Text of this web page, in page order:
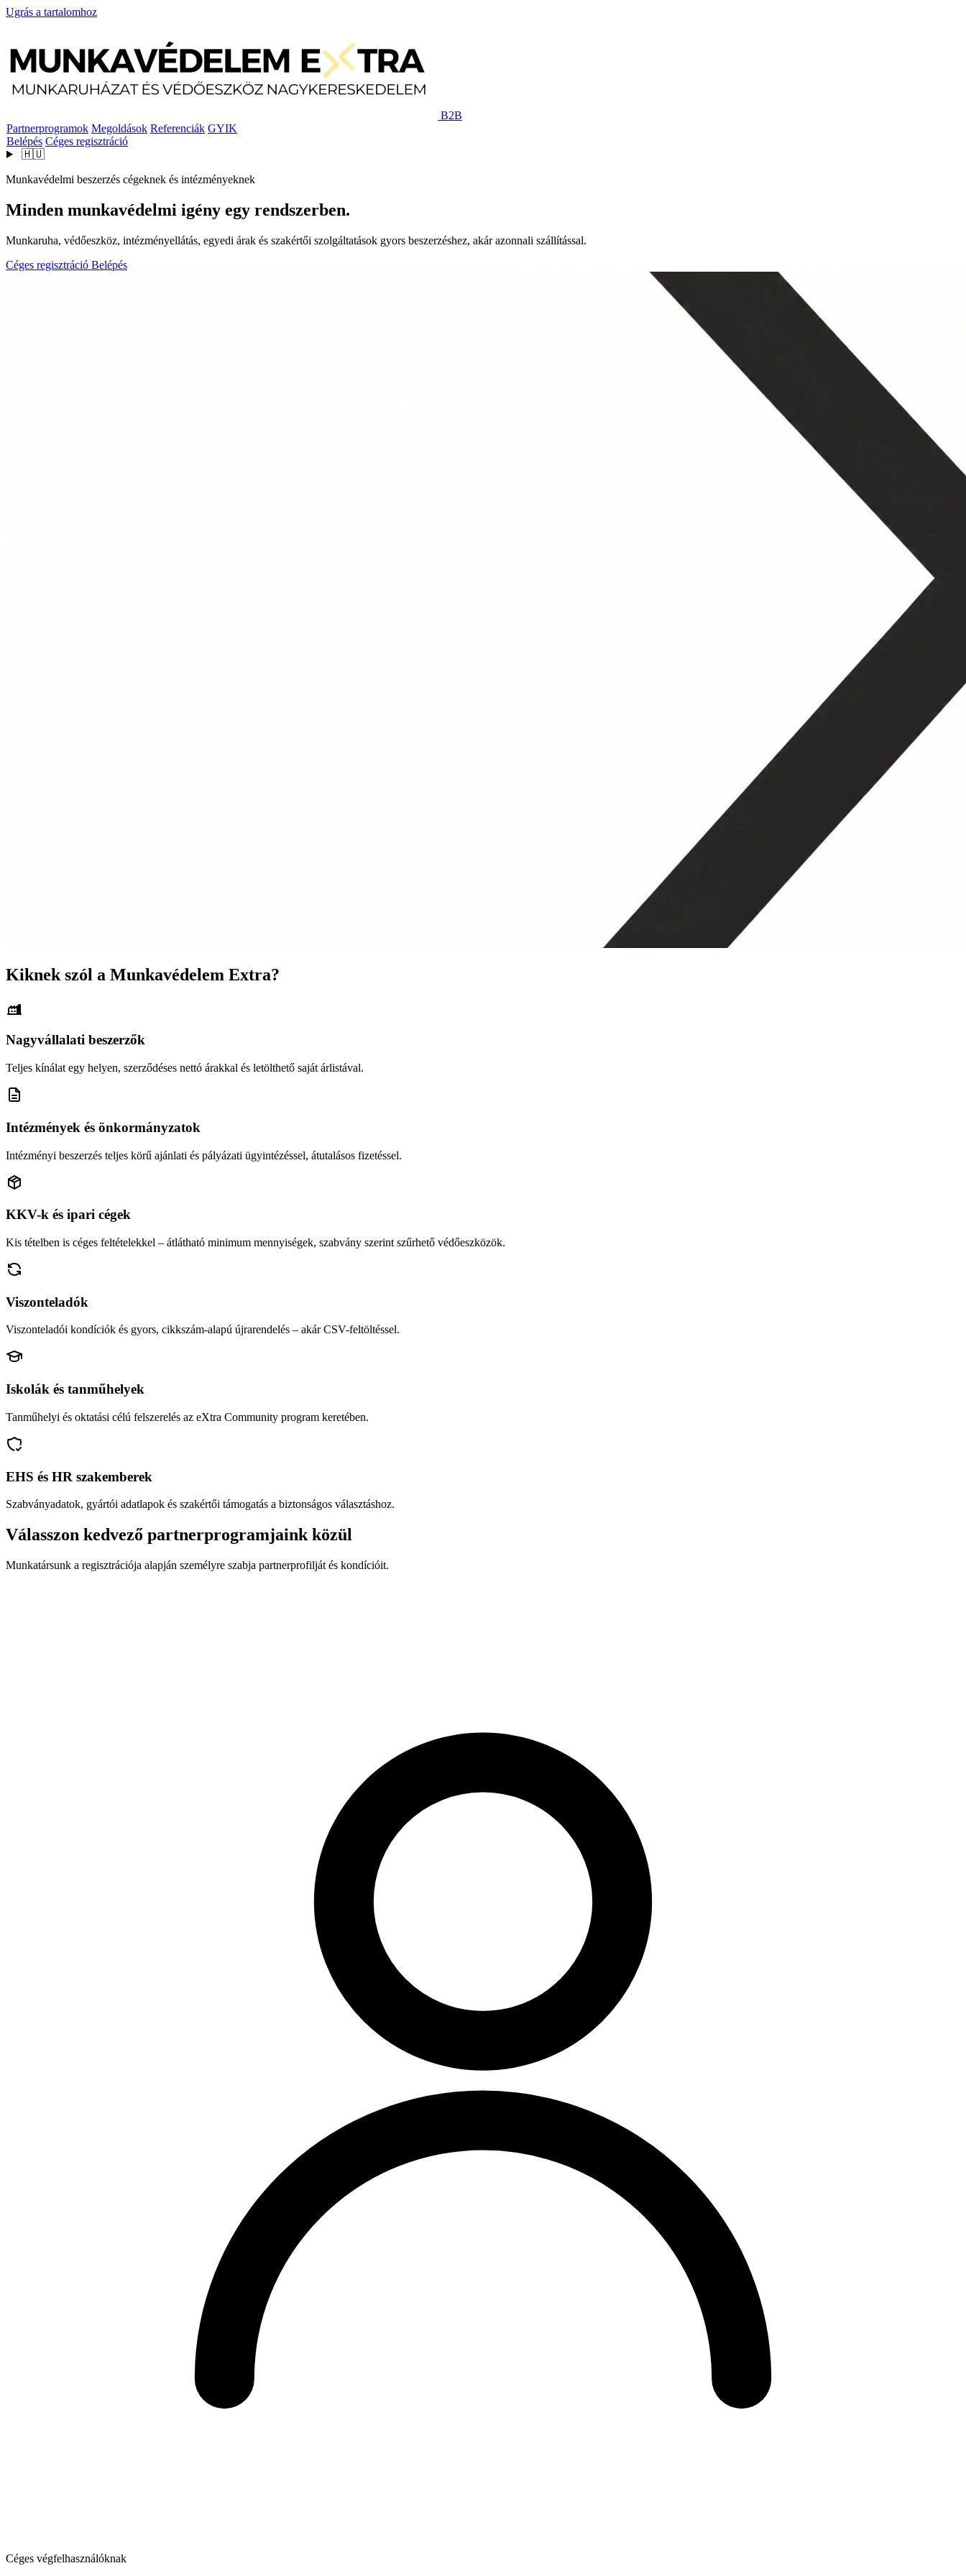
Ugrás a tartalomhoz
B2B
Partnerprogramok Megoldások Referenciák GYIK
Belépés Céges regisztráció
🇭🇺
Munkavédelmi beszerzés cégeknek és intézményeknek
Minden munkavédelmi igény egy rendszerben.
Munkaruha, védőeszköz, intézményellátás, egyedi árak és szakértői szolgáltatások gyors beszerzéshez, akár azonnali szállítással.
Céges regisztráció Belépés
Kiknek szól a Munkavédelem Extra?
Nagyvállalati beszerzők
Teljes kínálat egy helyen, szerződéses nettó árakkal és letölthető saját árlistával.
Intézmények és önkormányzatok
Intézményi beszerzés teljes körű ajánlati és pályázati ügyintézéssel, átutalásos fizetéssel.
KKV-k és ipari cégek
Kis tételben is céges feltételekkel – átlátható minimum mennyiségek, szabvány szerint szűrhető védőeszközök.
Viszonteladók
Viszonteladói kondíciók és gyors, cikkszám-alapú újrarendelés – akár CSV-feltöltéssel.
Iskolák és tanműhelyek
Tanműhelyi és oktatási célú felszerelés az eXtra Community program keretében.
EHS és HR szakemberek
Szabványadatok, gyártói adatlapok és szakértői támogatás a biztonságos választáshoz.
Válasszon kedvező partnerprogramjaink közül
Munkatársunk a regisztrációja alapján személyre szabja partnerprofilját és kondícióit.
Céges végfelhasználóknak